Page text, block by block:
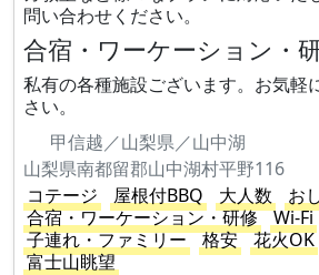
問い合わせください。
合宿・ワーケーション・
私有の各種施設ございます。お気軽
さい。
甲信越／山梨県／山中湖
山梨県南都留郡山中湖村平野116
コテージ
屋根付BBQ 大人数 お
合宿・ワーケーション・研修
Wi-Fi
子連れ・ファミリー
格安 花火OK
富士山眺望